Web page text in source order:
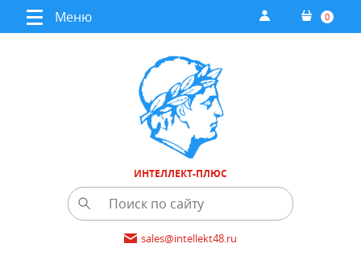
Меню 0
ИНТЕЛЛЕКТ-ПЛЮС
sales@intellekt48.ru